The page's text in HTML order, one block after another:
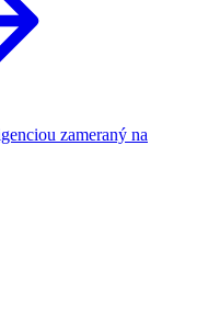
zameraný na